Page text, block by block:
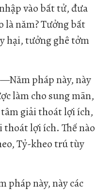
vào bất tử, đưa
là năm? Tưởng bất
hại, tưởng ghê tởm
—Năm pháp này, này
làm cho sung mãn,
giải thoát lợi ích,
lợi ích. Thế nào
Tỷ-kheo trú tùy
pháp này, này các